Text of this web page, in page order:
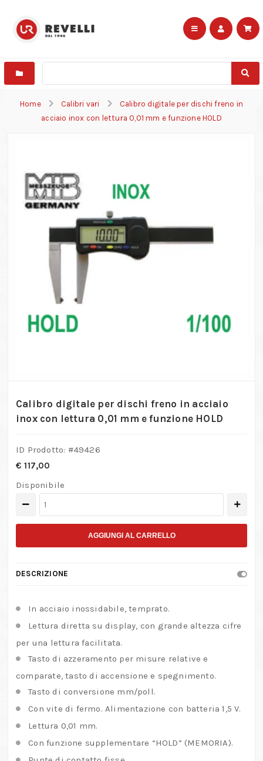
Home Calibri vari
Calibro digitale per dischi freno in
acciaio inox con lettura 0,01 mm e funzione HOLD
Calibro digitale per dischi freno in acciaio
inox con lettura 0,01 mm e funzione HOLD
ID Prodotto: #49426
€ 117,00
Disponibile
Calibro
digitale
dischi
in
inox
con
lettura
0,01
mm
e
funzione
HOLD
quantità
AGGIUNGI AL CARRELLO
DESCRIZIONE
In acciaio inossidabile, temprato.
Lettura diretta su display, con grande altezza cifre
per una lettura facilitata.
Tasto di azzeramento per misure relative e
comparate, tasto di accensione e spegnimento.
Tasto di conversione mm/poll.
Con vite di fermo. Alimentazione con batteria 1,5 V.
Lettura 0,01 mm.
Con funzione supplementare “HOLD” (MEMORIA).